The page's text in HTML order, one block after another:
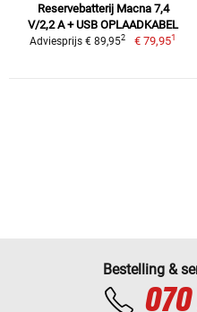
Reservebatterij Macna 7,4
V/2,2 A + USB OPLAADKABEL
Adviesprijs € 89,952 € 79,951
Bestelling &
070